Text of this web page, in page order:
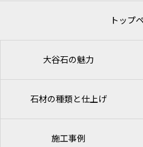
トップ
大谷石の魅力
石材の種類と仕上げ
施工事例